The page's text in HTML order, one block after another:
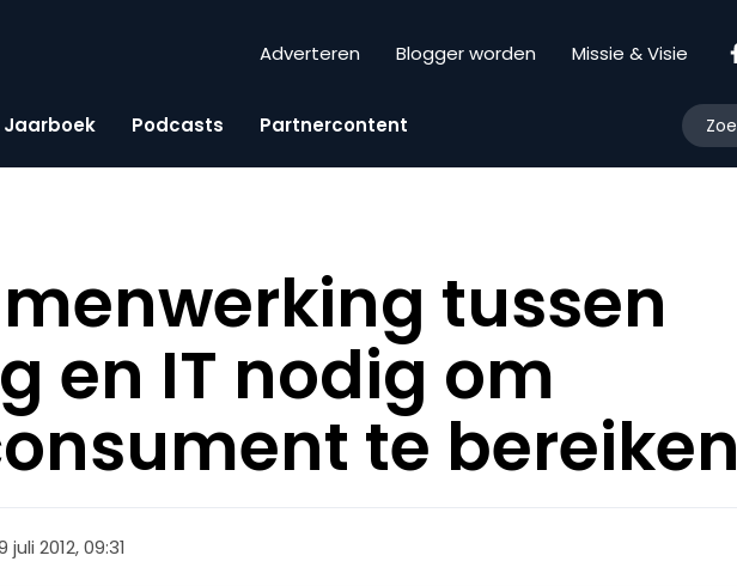
Adverteren Blogger worden Missie & Visie
Jaarboek Podcasts Partnercontent
tussen
en IT nodig om
te bereiken
juli 2012, 09:31